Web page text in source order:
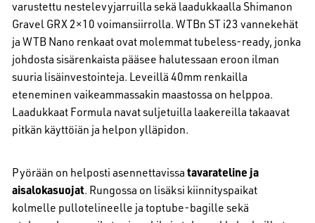
varustettu nestelevyjarruilla sekä laadukkaalla Shimanon
Gravel GRX 2×10 voimansiirrolla. WTBn ST i23 vannekehät
ja WTB Nano renkaat ovat molemmat tubeless-ready, jonka
johdosta sisärenkaista pääsee halutessaan eroon ilman
suuria lisäinvestointeja. Leveillä 40mm renkailla
eteneminen vaikeammassakin maastossa on helppoa.
Laadukkaat Formula navat suljetuilla laakereilla takaavat
pitkän käyttöiän ja helpon ylläpidon.
Pyörään on helposti asennettavissa tavarateline ja
aisalokasuojat. Rungossa on lisäksi kiinnityspaikat
kolmelle pullotelineelle ja toptube-bagille sekä